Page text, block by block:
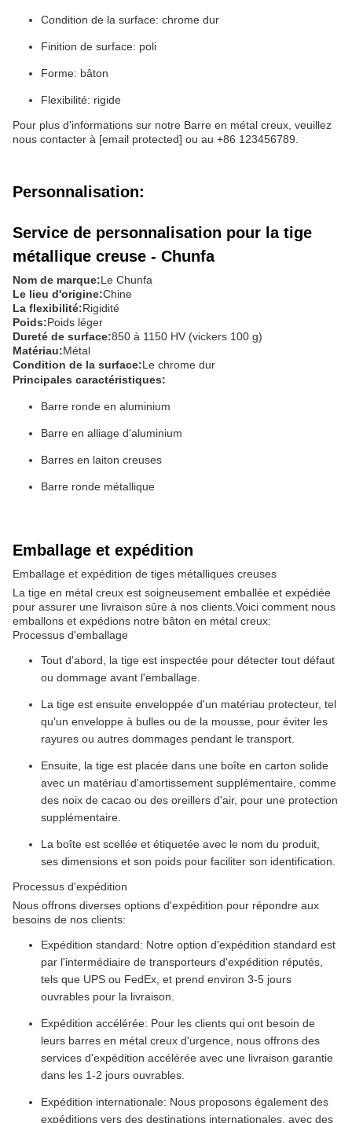
Condition de la surface: chrome dur
Finition de surface: poli
Forme: bâton
Flexibilité: rigide
Pour plus d'informations sur notre Barre en métal creux, veuillez
nous contacter à [email protected] ou au +86 123456789.
Personnalisation:
Service de personnalisation pour la tige
métallique creuse - Chunfa
Nom de marque:Le Chunfa
Le lieu d'origine:Chine
La flexibilité:Rigidité
Poids:Poids léger
Dureté de surface:850 à 1150 HV (vickers 100 g)
Matériau:Métal
Condition de la surface:Le chrome dur
Principales caractéristiques:
Barre ronde en aluminium
Barre en alliage d'aluminium
Barres en laiton creuses
Barre ronde métallique
Emballage et expédition
Emballage et expédition de tiges métalliques creuses
La tige en métal creux est soigneusement emballée et expédiée
pour assurer une livraison sûre à nos clients.Voici comment nous
emballons et expédions notre bâton en métal creux:
Processus d'emballage
Tout d'abord, la tige est inspectée pour détecter tout défaut
ou dommage avant l'emballage.
La tige est ensuite enveloppée d'un matériau protecteur, tel
qu'un enveloppe à bulles ou de la mousse, pour éviter les
rayures ou autres dommages pendant le transport.
Ensuite, la tige est placée dans une boîte en carton solide
avec un matériau d'amortissement supplémentaire, comme
des noix de cacao ou des oreillers d'air, pour une protection
supplémentaire.
La boîte est scellée et étiquetée avec le nom du produit,
ses dimensions et son poids pour faciliter son identification.
Processus d'expédition
Nous offrons diverses options d'expédition pour répondre aux
besoins de nos clients:
Expédition standard: Notre option d'expédition standard est
par l'intermédiaire de transporteurs d'expédition réputés,
tels que UPS ou FedEx, et prend environ 3-5 jours
ouvrables pour la livraison.
Expédition accélérée: Pour les clients qui ont besoin de
leurs barres en métal creux d'urgence, nous offrons des
services d'expédition accélérée avec une livraison garantie
dans les 1-2 jours ouvrables.
Expédition internationale: Nous proposons également des
expéditions vers des destinations internationales, avec des